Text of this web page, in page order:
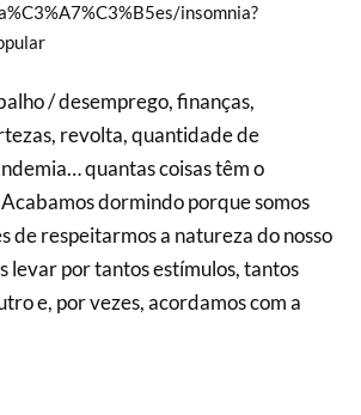
insomnia?
/ desemprego, finanças,
revolta, quantidade de
quantas coisas têm o
dormindo porque somos
de respeitarmos a natureza do nosso
levar por tantos estímulos, tantos
e, por vezes, acordamos com a